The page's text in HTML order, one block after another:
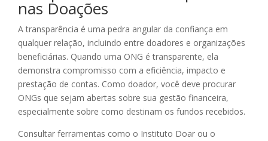
nas Doações
A transparência é uma pedra angular da confiança em
qualquer relação, incluindo entre doadores e organizações
beneficiárias. Quando uma ONG é transparente, ela
demonstra compromisso com a eficiência, impacto e
prestação de contas. Como doador, você deve procurar
ONGs que sejam abertas sobre sua gestão financeira,
especialmente sobre como destinam os fundos recebidos.
Consultar ferramentas como o Instituto Doar ou o